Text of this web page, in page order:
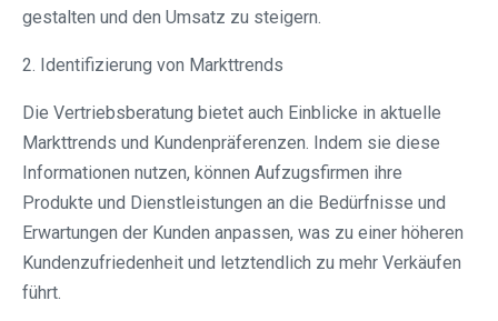
gestalten und den Umsatz zu steigern.
2. Identifizierung von Markttrends
Die Vertriebsberatung bietet auch Einblicke in aktuelle
Markttrends und Kundenpräferenzen. Indem sie diese
Informationen nutzen, können Aufzugsfirmen ihre
Produkte und Dienstleistungen an die Bedürfnisse und
Erwartungen der Kunden anpassen, was zu einer höheren
Kundenzufriedenheit und letztendlich zu mehr Verkäufen
führt.